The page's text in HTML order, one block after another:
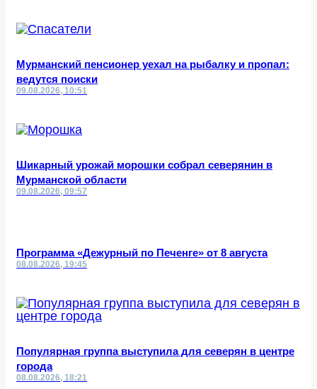
Мурманский пенсионер уехал на рыбалку и пропал:
ведутся поиски
09.08.2026, 10:51
Шикарный урожай морошки собрал северянин в
Мурманской области
09.08.2026, 09:57
Программа «Дежурный по Печенге» от 8 августа
08.08.2026, 19:45
Популярная группа выступила для северян в центре
города
08.08.2026, 18:21